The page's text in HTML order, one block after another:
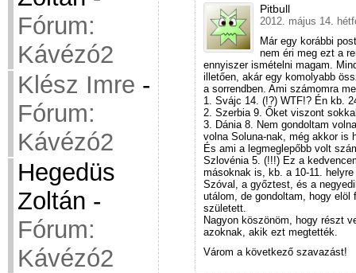
Fórum:
Kávézó2
Klész Imre -
Fórum:
Kávézó2
Hegedüs
Zoltán -
Fórum:
Kávézó2
Pitbull
2012. május 14.
Már egy korábbi
nem éri meg ezt a
ennyiszer ismételni magam.
illetően, akár egy komolyabb
a sorrendben. Ami számomra
1. Svájc 14. (!?) WTF!? Én kb.
2. Szerbia 9. Őket viszont
3. Dánia 8. Nem gondoltam
volna Soluna-nak, még akkor is
És ami a legmeglepőbb volt
Szlovénia 5. (!!!) Ez a
másoknak is, kb. a 10-11.
Szóval, a győztest, és a
utálom, de gondoltam, hogy
született.
Nagyon köszönöm, hogy részt
azoknak, akik ezt megtették.
Várom a következő szavazást!